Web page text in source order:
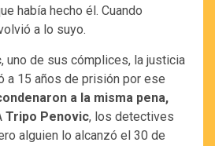
había hecho él. Cuando
a lo suyo.
, uno de sus cómplices, la justicia
a 15 años de prisión por ese
a la misma pena,
Tripo Penovic, los detectives
alguien lo alcanzó el 30 de